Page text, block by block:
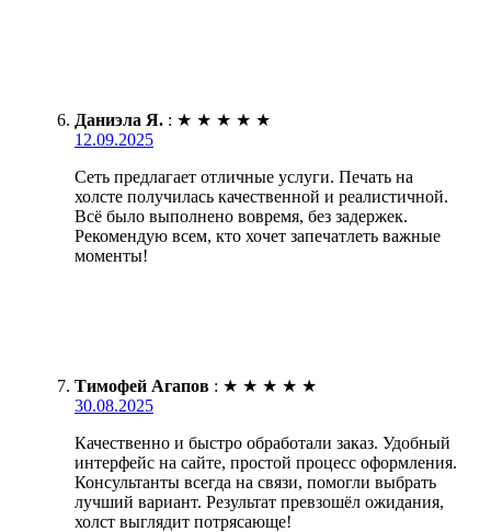
Даниэла Я. : ★ ★ ★ ★ ★
12.09.2025
Сеть предлагает отличные услуги. Печать на
холсте получилась качественной и реалистичной.
Всё было выполнено вовремя, без задержек.
Рекомендую всем, кто хочет запечатлеть важные
моменты!
Тимофей Агапов : ★ ★ ★ ★ ★
30.08.2025
Качественно и быстро обработали заказ. Удобный
интерфейс на сайте, простой процесс оформления.
Консультанты всегда на связи, помогли выбрать
лучший вариант. Результат превзошёл ожидания,
холст выглядит потрясающе!